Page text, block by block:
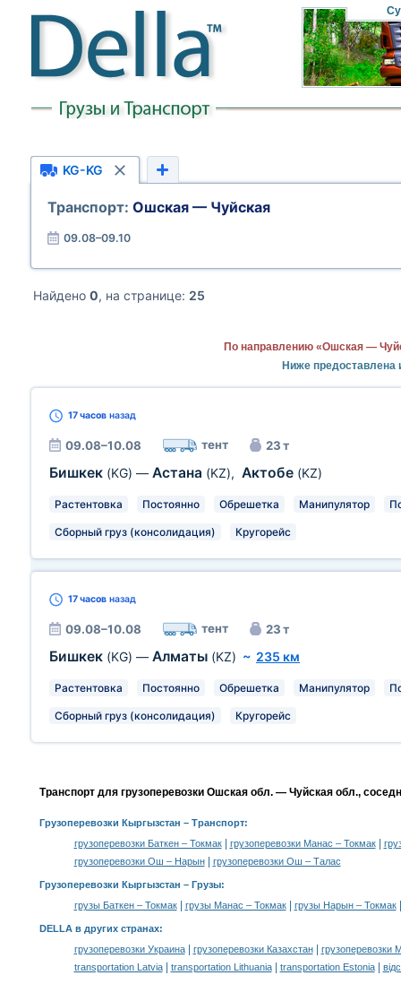
KG-KG
Транспорт: Ошская — Чуйская
09.08–09.10
Найдено 0, на странице: 25
По направлению «Ошская —
Ниже
17 часов назад
09.08–10.08 тент 23 т
Бишкек (KG) — Астана (KZ), Актобе (KZ)
Растентовка Постоянно Обрешетка Манипулятор
Сборный груз (консолидация) Кругорейс
17 часов назад
09.08–10.08 тент 23 т
Бишкек (KG) — Алматы (KZ) ~ 235 км
Растентовка Постоянно Обрешетка Манипулятор
Сборный груз (консолидация) Кругорейс
Транспорт для грузоперевозки Ошская обл. — Чуйская обл.,
Грузоперевозки Кыргызстан – Транспорт:
грузоперевозки Баткен – Токмак| грузоперевозки Манас – Токмак|
грузоперевозки Ош – Нарын| грузоперевозки Ош – Талас
Грузоперевозки Кыргызстан – Грузы:
грузы Баткен – Токмак| грузы Манас – Токмак| грузы Нарын – Токмак
DELLA в других странах:
грузоперевозки Украина| грузоперевозки Казахстан|
грузоперевозки
transportation Latvia| transportation Lithuania| transportation Estonia|